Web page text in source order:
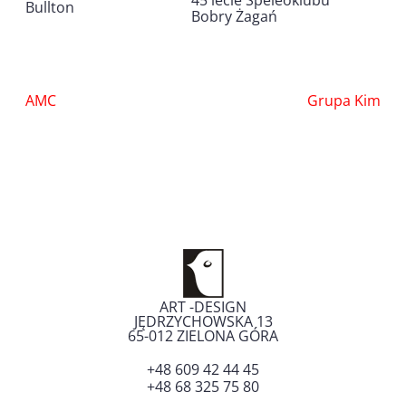
Bullton
Bobry Żagań
Nawigacja
AMC Grupa Kim
ART -DESIGN
JĘDRZYCHOWSKA 13
65-012ZIELONA GÓRA
+48 609 42 44 45
+48 68 325 75 80